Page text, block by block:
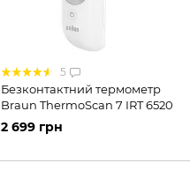
5
Безконтактний термометр
Braun ThermoScan 7 IRT 6520
2 699 грн